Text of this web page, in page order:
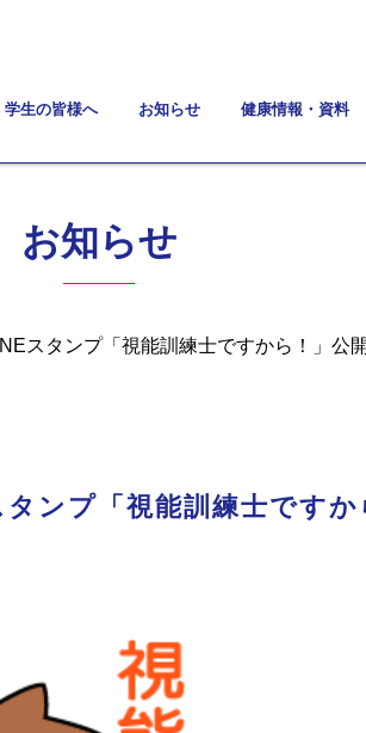
学生の皆様へ お知らせ 健康情報・資料
お知らせ
スタンプ「視能訓練士ですから！」公
ンプ「視能訓練士ですか